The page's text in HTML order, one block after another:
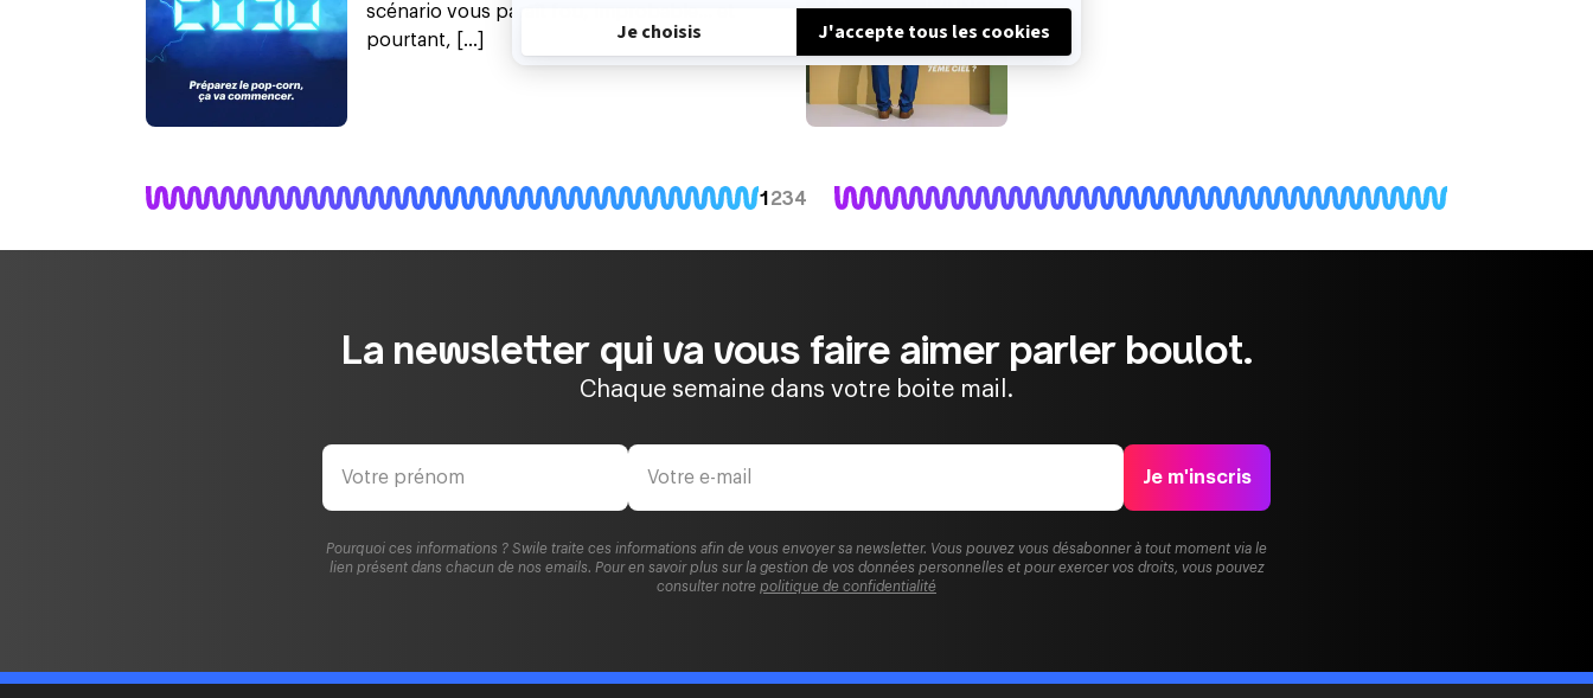
scénario vous paraît fou, improbable… et
pourtant, [...]
1234
La newsletter qui va vous faire aimer parler boulot.
Chaque semaine dans votre boite mail.
Je m'inscris
Pourquoi ces informations ? Swile traite ces informations afin de vous envoyer sa newsletter. Vous pouvez vous désabonner à tout moment via le
lien présent dans chacun de nos emails. Pour en savoir plus sur la gestion de vos données personnelles et pour exercer vos droits, vous pouvez
consulter notre politique de confidentialité